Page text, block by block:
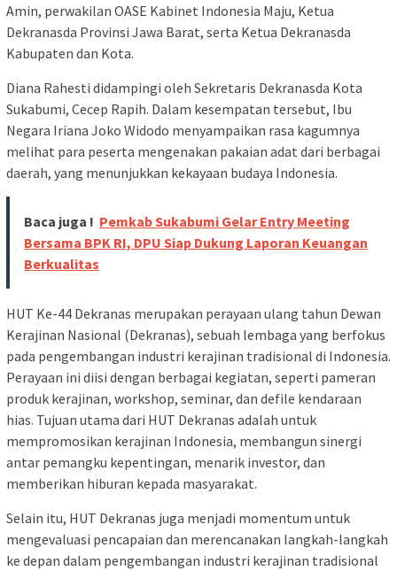
Amin, perwakilan OASE Kabinet Indonesia Maju, Ketua
Dekranasda Provinsi Jawa Barat, serta Ketua Dekranasda
Kabupaten dan Kota.
Diana Rahesti didampingi oleh Sekretaris Dekranasda Kota
Sukabumi, Cecep Rapih. Dalam kesempatan tersebut, Ibu
Negara Iriana Joko Widodo menyampaikan rasa kagumnya
melihat para peserta mengenakan pakaian adat dari berbagai
daerah, yang menunjukkan kekayaan budaya Indonesia.
Baca juga ! Pemkab Sukabumi Gelar Entry Meeting
Bersama BPK RI, DPU Siap Dukung Laporan Keuangan
Berkualitas
HUT Ke-44 Dekranas merupakan perayaan ulang tahun Dewan
Kerajinan Nasional (Dekranas), sebuah lembaga yang berfokus
pada pengembangan industri kerajinan tradisional di Indonesia.
Perayaan ini diisi dengan berbagai kegiatan, seperti pameran
produk kerajinan, workshop, seminar, dan defile kendaraan
hias. Tujuan utama dari HUT Dekranas adalah untuk
mempromosikan kerajinan Indonesia, membangun sinergi
antar pemangku kepentingan, menarik investor, dan
memberikan hiburan kepada masyarakat.
Selain itu, HUT Dekranas juga menjadi momentum untuk
mengevaluasi pencapaian dan merencanakan langkah-langkah
ke depan dalam pengembangan industri kerajinan tradisional